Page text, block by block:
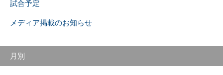
試合予定
メディア掲載のお知らせ
月別